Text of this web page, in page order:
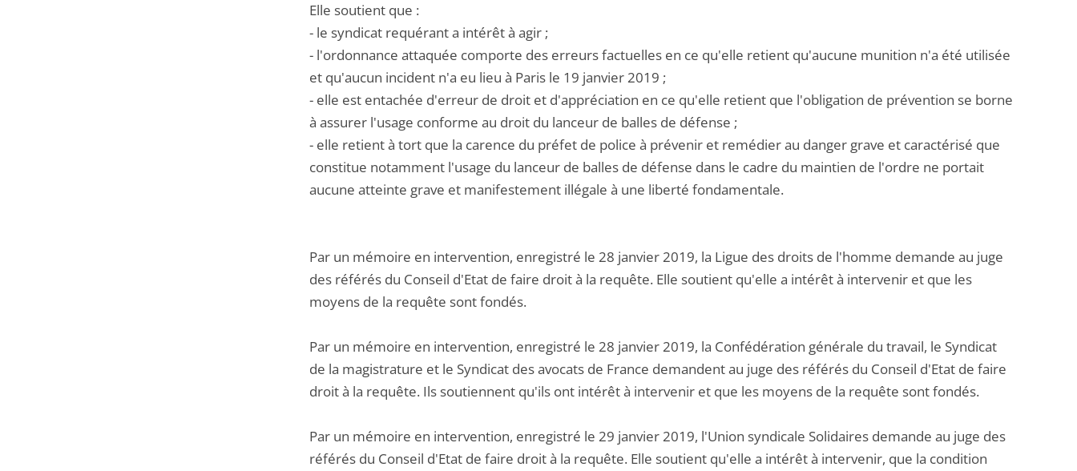
Elle soutient que :
- le syndicat requérant a intérêt à agir ;
- l'ordonnance attaquée comporte des erreurs factuelles en ce qu'elle retient qu'aucune munition n'a été utilisée
et qu'aucun incident n'a eu lieu à Paris le 19 janvier 2019 ;
- elle est entachée d'erreur de droit et d'appréciation en ce qu'elle retient que l'obligation de prévention se borne
à assurer l'usage conforme au droit du lanceur de balles de défense ;
- elle retient à tort que la carence du préfet de police à prévenir et remédier au danger grave et caractérisé que
constitue notamment l'usage du lanceur de balles de défense dans le cadre du maintien de l'ordre ne portait
aucune atteinte grave et manifestement illégale à une liberté fondamentale.
Par un mémoire en intervention, enregistré le 28 janvier 2019, la Ligue des droits de l'homme demande au juge
des référés du Conseil d'Etat de faire droit à la requête. Elle soutient qu'elle a intérêt à intervenir et que les
moyens de la requête sont fondés.
Par un mémoire en intervention, enregistré le 28 janvier 2019, la Confédération générale du travail, le Syndicat
de la magistrature et le Syndicat des avocats de France demandent au juge des référés du Conseil d'Etat de faire
droit à la requête. Ils soutiennent qu'ils ont intérêt à intervenir et que les moyens de la requête sont fondés.
Par un mémoire en intervention, enregistré le 29 janvier 2019, l'Union syndicale Solidaires demande au juge des
référés du Conseil d'Etat de faire droit à la requête. Elle soutient qu'elle a intérêt à intervenir, que la condition